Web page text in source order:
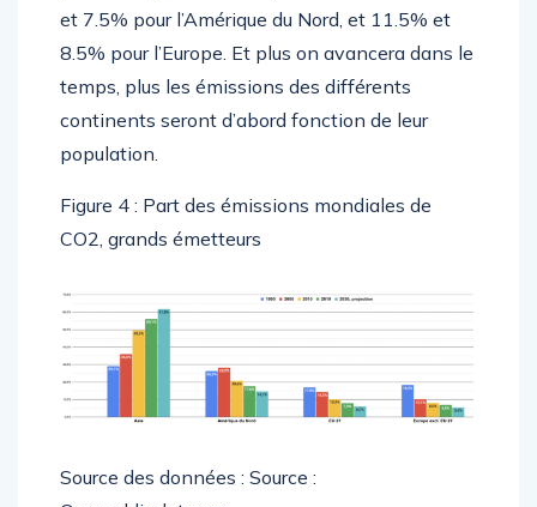
et 7.5% pour l’Amérique du Nord, et 11.5% et
8.5% pour l’Europe. Et plus on avancera dans le
temps, plus les émissions des différents
continents seront d’abord fonction de leur
population.
Figure 4 : Part des émissions mondiales de
CO2, grands émetteurs
Source des données : Source :